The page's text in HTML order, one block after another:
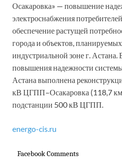
Осакаровка» — повышение
электроснабжения
обеспечение растущей
города и объектов, планируемых
индустриальной зоне г. Астана.
повышения надежности
Астана выполнена
кВ ЦГПП–Осакаровка (118,7
подстанции 500 кВ ЦГПП.
energo-cis.ru
Facebook Comments